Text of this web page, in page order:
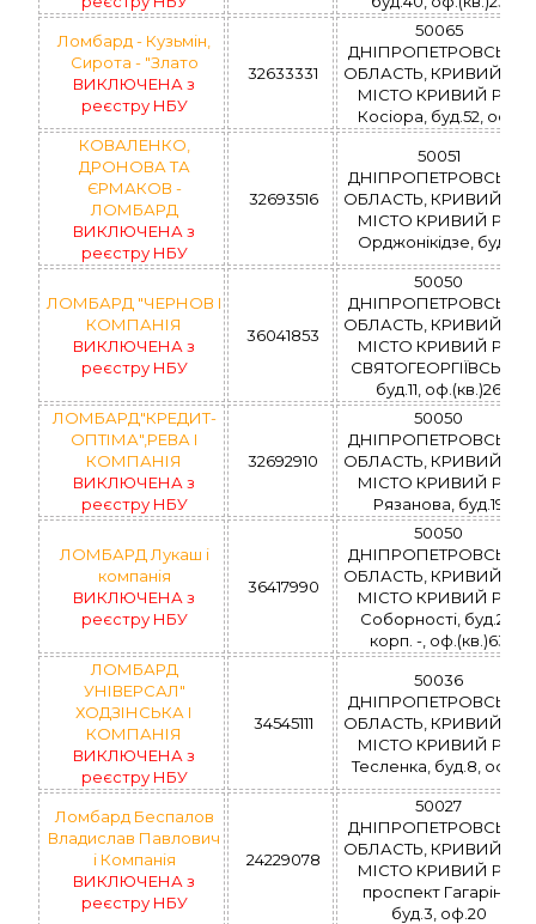
Ломбард - Кузьмін,
Сирота - "Злато
ВИКЛЮЧЕНА з
реєстру НБУ
32633331
50065
ДНІПРОПЕТРОВСЬКА
ОБЛАСТЬ, КРИВИЙ РІГ,
МІСТО КРИВИЙ РІГ,
Косіора, буд.52, оф.1
КОВАЛЕНКО,
ДРОНОВА ТА
ЄРМАКОВ -
ЛОМБАРД
ВИКЛЮЧЕНА з
реєстру НБУ
32693516
50051
ДНІПРОПЕТРОВСЬКА
ОБЛАСТЬ, КРИВИЙ РІГ,
МІСТО КРИВИЙ РІГ,
Орджонікідзе, буд.4
ЛОМБАРД "ЧЕРНОВ І
КОМПАНІЯ
ВИКЛЮЧЕНА з
реєстру НБУ
36041853
50050
ДНІПРОПЕТРОВСЬКА
ОБЛАСТЬ, КРИВИЙ РІГ,
МІСТО КРИВИЙ РІГ,
СВЯТОГЕОРГІЇВСЬКА,
буд.11, оф.(кв.)26
ЛОМБАРД"КРЕДИТ-
ОПТІМА",РЕВА І
КОМПАНІЯ
ВИКЛЮЧЕНА з
реєстру НБУ
32692910
50050
ДНІПРОПЕТРОВСЬКА
ОБЛАСТЬ, КРИВИЙ РІГ,
МІСТО КРИВИЙ РІГ,
Рязанова, буд.19
ЛОМБАРД Лукаш і
компанія
ВИКЛЮЧЕНА з
реєстру НБУ
36417990
50050
ДНІПРОПЕТРОВСЬКА
ОБЛАСТЬ, КРИВИЙ РІГ,
МІСТО КРИВИЙ РІГ,
Cоборностi, буд.29,
корп. -, оф.(кв.)63
ЛОМБАРД
УНІВЕРСАЛ"
ХОДЗІНСЬКА І
КОМПАНІЯ
ВИКЛЮЧЕНА з
реєстру НБУ
34545111
50036
ДНІПРОПЕТРОВСЬКА
ОБЛАСТЬ, КРИВИЙ РІГ,
МІСТО КРИВИЙ РІГ,
Тесленка, буд.8, оф.19
Ломбард Беспалов
Владислав Павлович
і Компанія
ВИКЛЮЧЕНА з
реєстру НБУ
24229078
50027
ДНІПРОПЕТРОВСЬКА
ОБЛАСТЬ, КРИВИЙ РІГ,
МІСТО КРИВИЙ РІГ,
проспект Гагаріна,
буд.3, оф.20